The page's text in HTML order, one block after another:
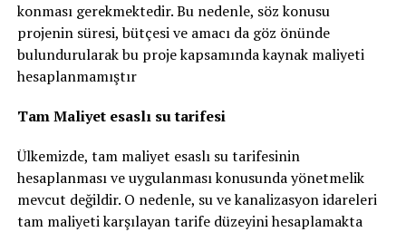
konması gerekmektedir. Bu nedenle, söz konusu
projenin süresi, bütçesi ve amacı da göz önünde
bulundurularak bu proje kapsamında kaynak maliyeti
hesaplanmamıştır
Tam Maliyet esaslı su tarifesi
Ülkemizde, tam maliyet esaslı su tarifesinin
hesaplanması ve uygulanması konusunda yönetmelik
mevcut değildir. O nedenle, su ve kanalizasyon idareleri
tam maliyeti karşılayan tarife düzeyini hesaplamakta